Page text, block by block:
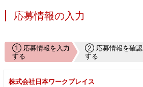
応募情報の入力
① 応募情報を入力
する
② 応募情報を確認
する
株式会社日本ワークプレイス